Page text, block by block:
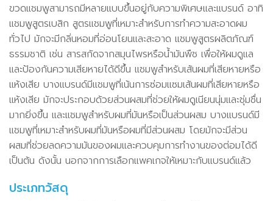
ขวดแชมพูสามารถมีหลายแบบขึ้นอยู่กับความพิเศษและแบรนด์ อาทิ
แชมพูสูตรเบสิก สูตรแชมพูที่เหมาะสำหรับการทำความสะอาดผม
ทั่วไป มักจะมีกลิ่นหอมที่อ่อนโยนและสะอาด แชมพูสูตรผลิตภัณฑ์
ธรรมชาติ เช่น สารสกัดจากสมุนไพรหรือน้ำมันพืช เพื่อให้ผมดูแล
และป้องกันความเสียหายได้ดีขึ้น แชมพูสำหรับเส้นผมที่เสียหายหรือ
แห้งเสีย บางแบรนด์มีแชมพูที่เน้นการซ่อมแซมเส้นผมที่เสียหายหรือ
แห้งเสีย มักจะประกอบด้วยส่วนผสมที่ช่วยให้ผมดูเนียนนุ่มและชุ่มชื่น
มากยิ่งขึ้น และแชมพูสำหรับผมที่มันหรือเป็นส่วนผสม บางแบรนด์มี
แชมพูที่เหมาะสำหรับผมที่มันหรือผมที่มีส่วนผสม โดยมักจะมีส่วน
ผสมที่ช่วยลดความมันของผมและควบคุมการทำงานของต่อมได้ดี
เป็นต้น ดังนั้น นอกจากการเลือกแพคเกจให้เหมาะกับแบรนด์แล้ว
ประเภทวัสดุ